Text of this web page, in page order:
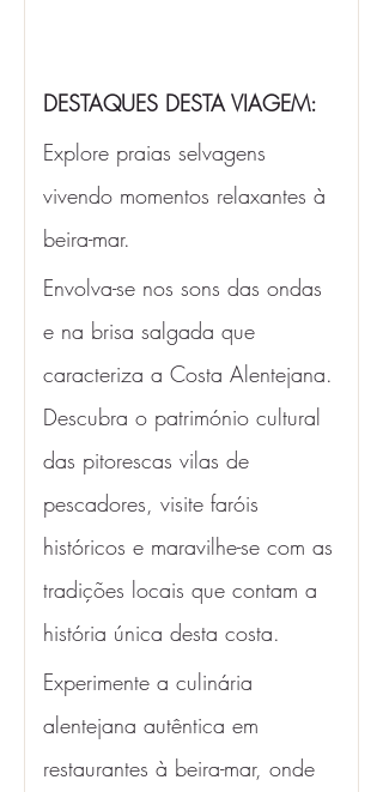
DESTAQUES DESTA VIAGEM:
Explore praias selvagens
vivendo momentos relaxantes à
beira-mar.
Envolva-se nos sons das ondas
e na brisa salgada que
caracteriza a Costa Alentejana.
Descubra o património cultural
das pitorescas vilas de
pescadores, visite faróis
históricos e maravilhe-se com as
tradições locais que contam a
história única desta costa.
Experimente a culinária
alentejana autêntica em
restaurantes à beira-mar, onde